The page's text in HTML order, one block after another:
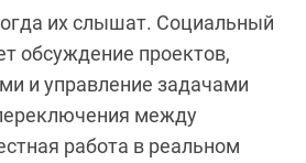
их слышат. Социальный
обсуждение проектов,
и управление задачами
между
работа в реальном